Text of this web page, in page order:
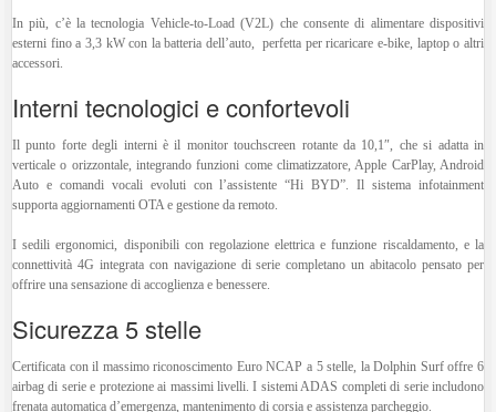
In più, c’è la tecnologia Vehicle-to-Load (V2L) che consente di alimentare dispositivi
esterni fino a 3,3 kW con la batteria dell’auto, perfetta per ricaricare e-bike, laptop o altri
accessori.
Interni tecnologici e confortevoli
Il punto forte degli interni è il monitor touchscreen rotante da 10,1″, che si adatta in
verticale o orizzontale, integrando funzioni come climatizzatore, Apple CarPlay, Android
Auto e comandi vocali evoluti con l’assistente “Hi BYD”. Il sistema infotainment
supporta aggiornamenti OTA e gestione da remoto.
I sedili ergonomici, disponibili con regolazione elettrica e funzione riscaldamento, e la
connettività 4G integrata con navigazione di serie completano un abitacolo pensato per
offrire una sensazione di accoglienza e benessere.
Sicurezza 5 stelle
Certificata con il massimo riconoscimento Euro NCAP a 5 stelle, la Dolphin Surf offre 6
airbag di serie e protezione ai massimi livelli. I sistemi ADAS completi di serie includono
frenata automatica d’emergenza, mantenimento di corsia e assistenza parcheggio.